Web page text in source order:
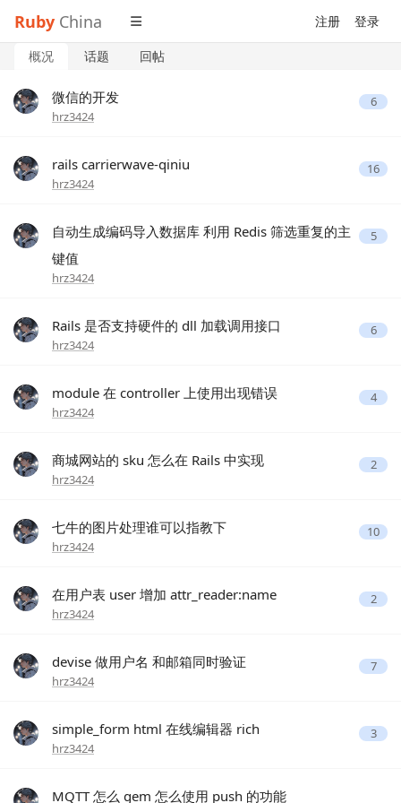
Ruby China 注册 登录
概况 话题 回帖
微信的开发
hrz3424
6
rails carrierwave-qiniu
hrz3424
16
自动生成编码导入数据库 利用 Redis 筛选重复的主
键值
hrz3424
5
Rails 是否支持硬件的 dll 加载调用接口
hrz3424
6
module 在 controller 上使用出现错误
hrz3424
4
商城网站的 sku 怎么在 Rails 中实现
hrz3424
2
七牛的图片处理谁可以指教下
hrz3424
10
在用户表 user 增加 attr_reader:name
hrz3424
2
devise 做用户名 和邮箱同时验证
hrz3424
7
simple_form html 在线编辑器 rich
hrz3424
3
MQTT 怎么 gem 怎么使用 push 的功能